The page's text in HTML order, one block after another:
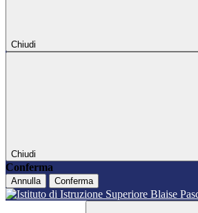
Chiudi
Chiudi
Conferma
Annulla Conferma